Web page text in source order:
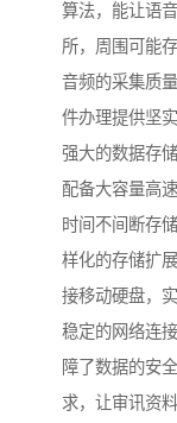
算法，能让语
所，周围可能
音频的采集质
件办理提供坚
强大的数据存
配备大容量高
时间不间断存
样化的存储扩
接移动硬盘，
稳定的网络连
障了数据的安
求，让审讯资